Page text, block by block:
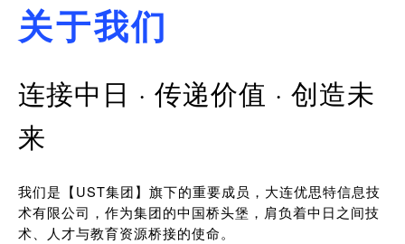
关于我们
连接中日 · 传递价值 · 创造未
来
我们是【UST集团】旗下的重要成员，大连优思特信息技
术有限公司，作为集团的中国桥头堡，肩负着中日之间技
术、人才与教育资源桥接的使命。